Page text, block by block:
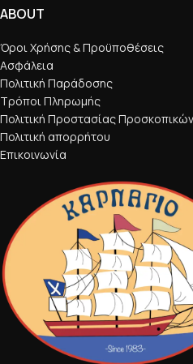
ABOUT
Όροι Χρήσης & Προϋποθέσεις
Ασφάλεια
Πολιτική Παράδοσης
Τρόποι Πληρωμής
Πολιτική Προστασίας
Πολιτική απορρήτου
Επικοινωνία